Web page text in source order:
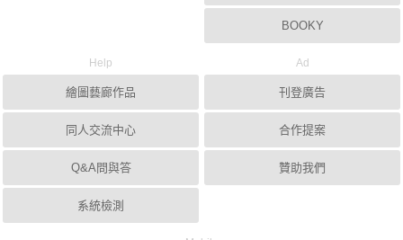
BOOKY
Help
繪圖藝廊作品
同人交流中心
Q&A問與答
系統檢測
Ad
刊登廣告
合作提案
贊助我們